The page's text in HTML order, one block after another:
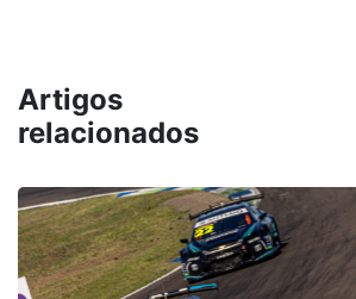
Artigos
relacionados